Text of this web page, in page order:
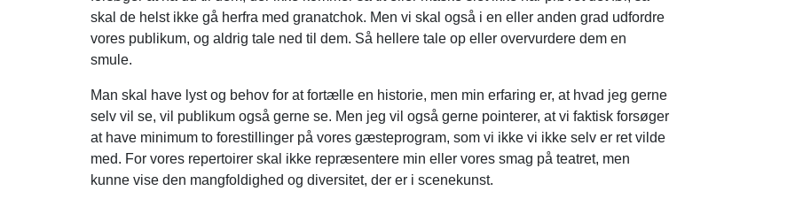
skal de helst ikke gå herfra med granatchok. Men vi skal også i en eller anden grad udfordre
vores publikum, og aldrig tale ned til dem. Så hellere tale op eller overvurdere dem en
smule.
Man skal have lyst og behov for at fortælle en historie, men min erfaring er, at hvad jeg gerne
selv vil se, vil publikum også gerne se. Men jeg vil også gerne pointerer, at vi faktisk forsøger
at have minimum to forestillinger på vores gæsteprogram, som vi ikke vi ikke selv er ret vilde
med. For vores repertoirer skal ikke repræsentere min eller vores smag på teatret, men
kunne vise den mangfoldighed og diversitet, der er i scenekunst.